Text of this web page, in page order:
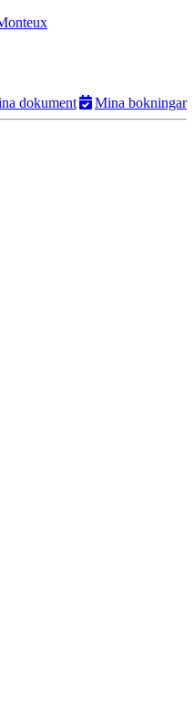
dokument Mina bokningar